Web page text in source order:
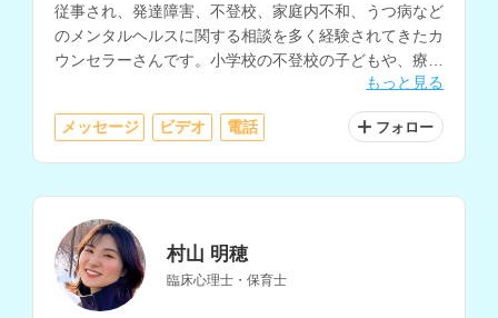
従事され、発達障害、不登校、家庭内不和、うつ病など
のメンタルヘルスに関する相談を多く経験されてきたカ
ウンセラーさんです。小学校の不登校の子どもや、療育
施設にて発達障害を抱える子どもの支援も経験されてい
もっと見る
メッセージ ビデオ 電話 フォロー
村山 明穂
臨床心理士・保育士